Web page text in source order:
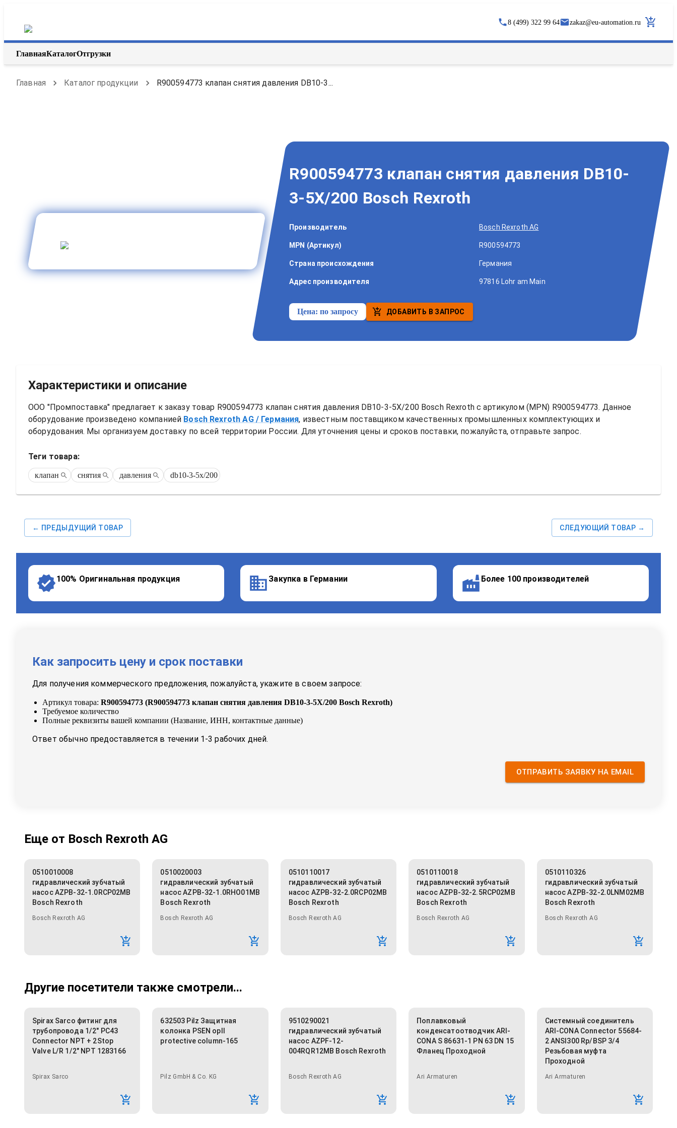
8 (499) 322 99 64 zakaz@eu-automation.ru
ГлавнаяКаталогОтгрузки
Главная Каталог продукции R900594773 клапан снятия давления DB10-3...
R900594773 клапан снятия давления DB10-
3-5X/200 Bosch Rexroth
Производитель Bosch Rexroth AG
MPN (Артикул) R900594773
Страна происхождения Германия
Адрес производителя 97816 Lohr am Main
Цена:по запросу ДОБАВИТЬ В ЗАПРОС
Характеристики и описание
ООО "Промпоставка" предлагает к заказу товар R900594773 клапан снятия давления DB10-3-5X/200 Bosch Rexroth с артикулом (MPN) R900594773. Данное
оборудование произведено компанией Bosch Rexroth AG / Германия, известным поставщиком качественных промышленных комплектующих и
оборудования. Мы организуем доставку по всей территории России. Для уточнения цены и сроков поставки, пожалуйста, отправьте запрос.
Теги товара:
клапан снятия давления db10-3-5x/200
← ПРЕДЫДУЩИЙ ТОВАР СЛЕДУЮЩИЙ ТОВАР →
100% Оригинальная продукция Закупка в Германии Более 100 производителей
Как запросить цену и срок поставки
Для получения коммерческого предложения, пожалуйста, укажите в своем запросе:
Артикул товара: R900594773 (R900594773 клапан снятия давления DB10-3-5X/200 Bosch Rexroth)
Требуемое количество
Полные реквизиты вашей компании (Название, ИНН, контактные данные)
Ответ обычно предоставляется в течении 1-3 рабочих дней.
ОТПРАВИТЬ ЗАЯВКУ НА EMAIL
Еще от Bosch Rexroth AG
0510010008
гидравлический зубчатый
насос AZPB-32-1.0RCP02MB
Bosch Rexroth
Bosch Rexroth AG
0510020003
гидравлический зубчатый
насос AZPB-32-1.0RHO01MB
Bosch Rexroth
Bosch Rexroth AG
0510110017
гидравлический зубчатый
насос AZPB-32-2.0RCP02MB
Bosch Rexroth
Bosch Rexroth AG
0510110018
гидравлический зубчатый
насос AZPB-32-2.5RCP02MB
Bosch Rexroth
Bosch Rexroth AG
0510110326
гидравлический зубчатый
насос AZPB-32-2.0LNM02MB
Bosch Rexroth
Bosch Rexroth AG
Другие посетители также смотрели...
Spirax Sarco фитинг для
трубопровода 1/2" PC43
Connector NPT + 2Stop
Valve L/R 1/2" NPT 1283166
Spirax Sarco
632503 Pilz Защитная
колонка PSEN opII
protective column-165
Pilz GmbH & Co. KG
9510290021
гидравлический зубчатый
насос AZPF-12-
004RQR12MB Bosch Rexroth
Bosch Rexroth AG
Поплавковый
конденсатоотводчик ARI-
CONA S 86631-1 PN 63 DN 15
Фланец Проходной
Ari Armaturen
Системный соединитель
ARI-CONA Connector 55684-
2 ANSI300 Rp/BSP 3/4
Резьбовая муфта
Проходной
Ari Armaturen